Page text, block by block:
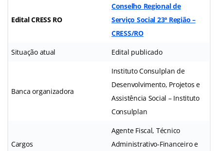
Edital CRESS RO
Conselho Regional de
Serviço Social 23ª Região –
CRESS/RO
Situação atual Edital publicado
Banca organizadora
Instituto Consulplan de
Desenvolvimento, Projetos e
Assistência Social – Instituto
Consulplan
Cargos
Agente Fiscal, Técnico
Administrativo-Financeiro e